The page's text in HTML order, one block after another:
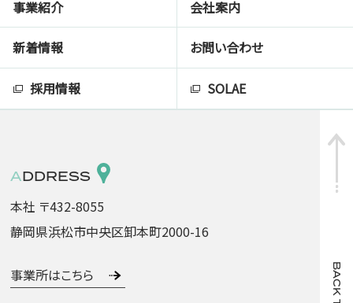
ADDRESS
本社 〒432-8055
静岡県浜松市中央区卸本町2000-16
事業所はこちら
事業紹介 会社案内
新着情報 お問い合わせ
採用情報 SOLAE